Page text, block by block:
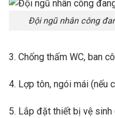
Đội ngũ nhân công
3. Chống thấm WC, ban
4. Lợp tôn, ngói mái (nếu
5. Lắp đặt thiết bị vệ sinh